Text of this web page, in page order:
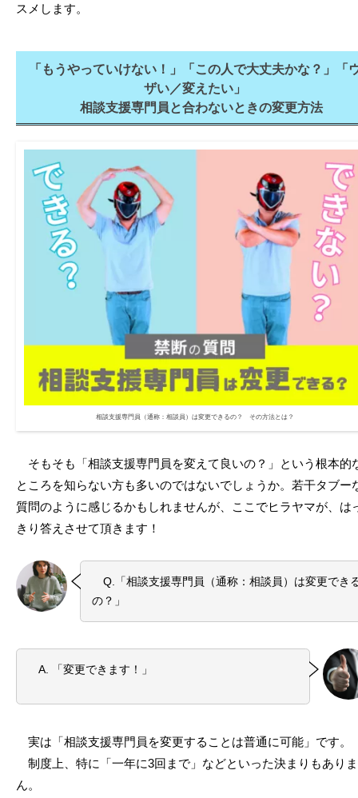
スメします。
「もうやっていけない！」「この人で大丈夫かな？」「
ザい／変えたい」
相談支援専門員と合わないときの変更方法
相談支援専門員（通称：相談員）は変更できるの？ その方法とは？
そもそも「相談支援専門員を変えて良いの？」という根本的
ところを知らない方も多いのではないでしょうか。若干タブー
質問のように感じるかもしれませんが、ここでヒラヤマが、は
きり答えさせて頂きます！
Q.「相談支援専門員（通称：相談員）は変更でき
の？」
A. 「変更できます！」
実は「相談支援専門員を変更することは普通に可能」です。
制度上、特に「一年に3回まで」などといった決まりもあり
ん。